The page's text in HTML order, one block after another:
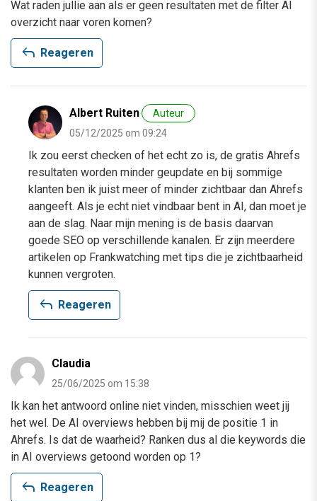
Wat raden jullie aan als er geen resultaten met de filter AI
overzicht naar voren komen?
reply Reageren
Albert Ruiten
Auteur
05/12/2025 om 09:24
Ik zou eerst checken of het echt zo is, de gratis Ahrefs
resultaten worden minder geupdate en bij sommige
klanten ben ik juist meer of minder zichtbaar dan Ahrefs
aangeeft. Als je echt niet vindbaar bent in AI, dan moet je
aan de slag. Naar mijn mening is de basis daarvan
goede SEO op verschillende kanalen. Er zijn meerdere
artikelen op Frankwatching met tips die je zichtbaarheid
kunnen vergroten.
reply Reageren
Claudia
25/06/2025 om 15:38
Ik kan het antwoord online niet vinden, misschien weet jij
het wel. De AI overviews hebben bij mij de positie 1 in
Ahrefs. Is dat de waarheid? Ranken dus al die keywords die
in AI overviews getoond worden op 1?
reply Reageren